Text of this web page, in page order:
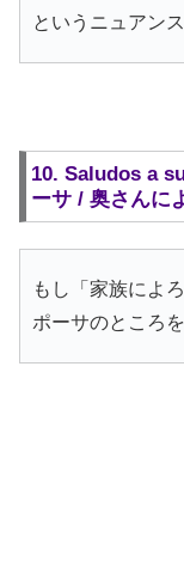
というニュアンス
10. Saludos a
ーサ / 奥さんに
もし「家族によ
ポーサのところ